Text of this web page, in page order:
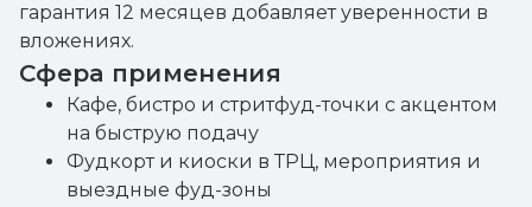
гарантия 12 месяцев добавляет уверенности в
вложениях.
Сфера применения
Кафе, бистро и стритфуд-точки с акцентом
на быструю подачу
Фудкорт и киоски в ТРЦ, мероприятия и
выездные фуд-зоны